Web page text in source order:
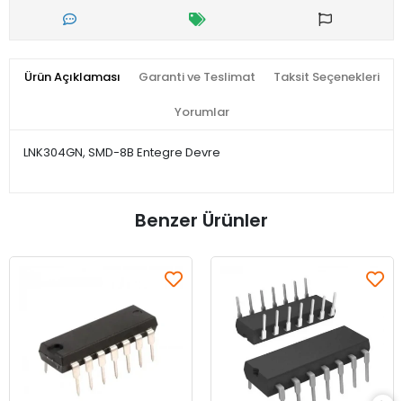
Ürün Açıklaması Garanti ve Teslimat Taksit Seçenekleri
Yorumlar
LNK304GN, SMD-8B Entegre Devre
Benzer Ürünler